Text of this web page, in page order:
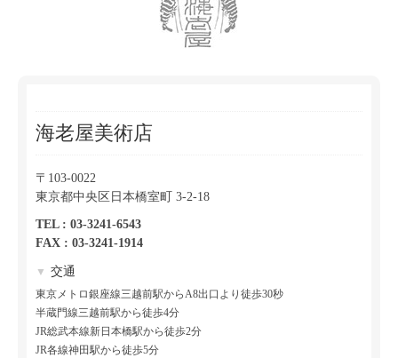
海老屋美術店
〒103-0022
東京都中央区日本橋室町 3-2-18
TEL : 03-3241-6543
FAX : 03-3241-1914
▼ 交通
東京メトロ銀座線三越前駅からA8出口より徒歩30秒
半蔵門線三越前駅から徒歩4分
JR総武本線新日本橋駅から徒歩2分
JR各線神田駅から徒歩5分